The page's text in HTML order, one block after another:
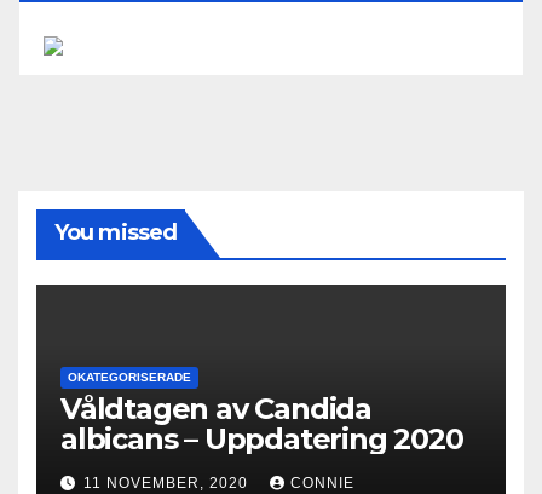
You missed
OKATEGORISERADE
Våldtagen av Candida
albicans – Uppdatering 2020
11 NOVEMBER, 2020 CONNIE